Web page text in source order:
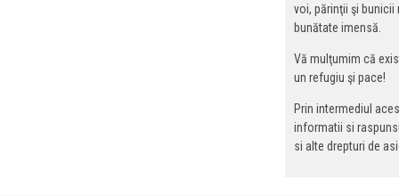
voi, părinţii şi
bunătate imensă.
Vă mulţumim că
un refugiu şi pace!
Prin intermediul
informatii si
si alte drepturi de